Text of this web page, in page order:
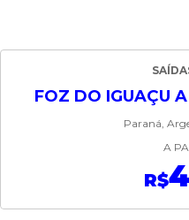
FOZ DO IGUAÇU
Paraná,
A
R$